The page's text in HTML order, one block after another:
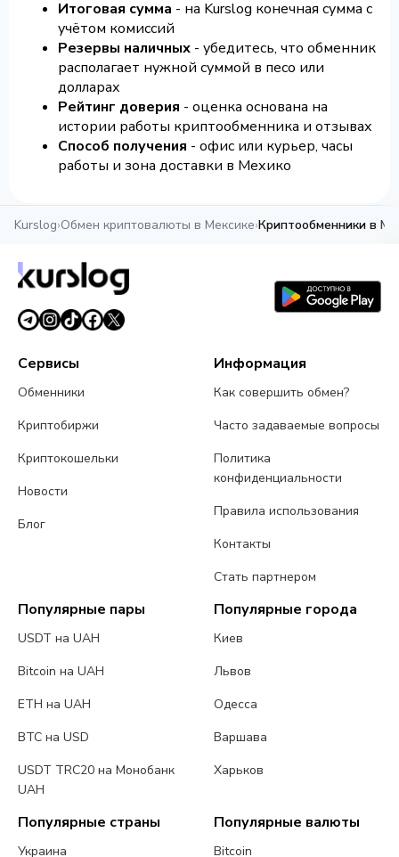
Итоговая сумма - на Kurslog конечная сумма с
учётом комиссий
Резервы наличных - убедитесь, что обменник
располагает нужной суммой в песо или
долларах
Рейтинг доверия - оценка основана на
истории работы криптообменника и отзывах
Способ получения - офис или курьер, часы
работы и зона доставки в Мехико
Kurslog›Обмен криптовалюты в Мексике›Криптообменники в
Сервисы
Обменники
Криптобиржи
Криптокошельки
Новости
Блог
Информация
Как совершить обмен?
Часто задаваемые вопросы
Политика
конфиденциальности
Правила использования
Контакты
Стать партнером
Популярные пары
USDT на UAH
Bitcoin на UAH
ETH на UAH
BTC на USD
USDT TRC20 на Монобанк
UAH
Популярные города
Киев
Львов
Одесса
Варшава
Харьков
Популярные страны
Украина
Популярные валюты
Bitcoin